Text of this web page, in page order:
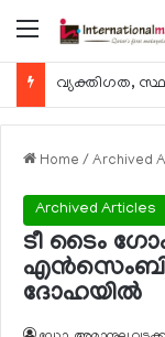
Menu
Home / Archived
Archived Articles
ടീ ടൈം
ദോഹയില്‍